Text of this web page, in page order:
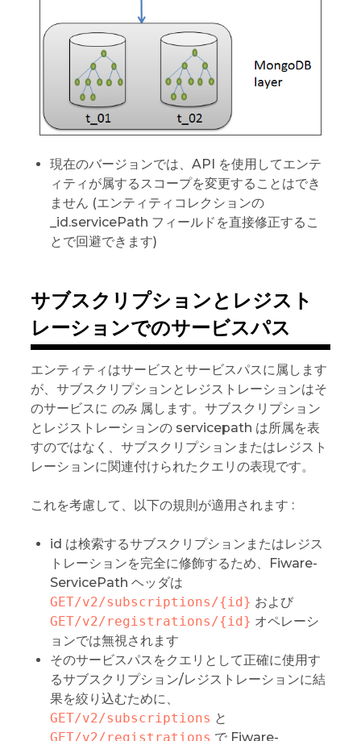
現在のバージョンでは、API を使用してエンテ
ィティが属するスコープを変更することはでき
ません (エンティティコレクションの
_id.servicePath フィールドを直接修正するこ
とで回避できます)
サブスクリプションとレジスト
レーションでのサービスパス
エンティティはサービスとサービスパスに属します
が、サブスクリプションとレジストレーションはそ
のサービスに のみ属します。サブスクリプション
とレジストレーションの servicepath は所属を表
すのではなく、サブスクリプションまたはレジスト
レーションに関連付けられたクエリの表現です。
これを考慮して、以下の規則が適用されます :
id は検索するサブスクリプションまたはレジス
トレーションを完全に修飾するため、Fiware-
ServicePath ヘッダは
GET/v2/subscriptions/{id} および
GET/v2/registrations/{id} オペレーシ
ョンでは無視されます
そのサービスパスをクエリとして正確に使用す
るサブスクリプション/レジストレーションに結
果を絞り込むために、
GET/v2/subscriptions と
GET/v2/registrations で Fiware-